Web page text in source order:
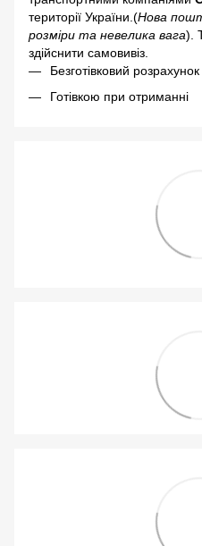
території України.(Нова
розміри та невелика вага).
здійснити самовивіз.
Безготівковий розрахунок
Готівкою при отриманні